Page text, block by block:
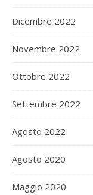
Dicembre 2022
Novembre 2022
Ottobre 2022
Settembre 2022
Agosto 2022
Agosto 2020
Maggio 2020